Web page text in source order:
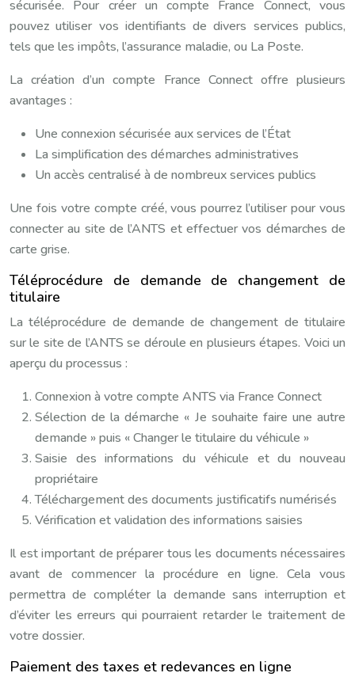
sécurisée. Pour créer un compte France Connect, vous
pouvez utiliser vos identifiants de divers services publics,
tels que les impôts, l’assurance maladie, ou La Poste.
La création d’un compte France Connect offre plusieurs
avantages :
Une connexion sécurisée aux services de l’État
La simplification des démarches administratives
Un accès centralisé à de nombreux services publics
Une fois votre compte créé, vous pourrez l’utiliser pour vous
connecter au site de l’ANTS et effectuer vos démarches de
carte grise.
Téléprocédure de demande de changement de
titulaire
La téléprocédure de demande de changement de titulaire
sur le site de l’ANTS se déroule en plusieurs étapes. Voici un
aperçu du processus :
Connexion à votre compte ANTS via France Connect
Sélection de la démarche « Je souhaite faire une autre
demande » puis « Changer le titulaire du véhicule »
Saisie des informations du véhicule et du nouveau
propriétaire
Téléchargement des documents justificatifs numérisés
Vérification et validation des informations saisies
Il est important de préparer tous les documents nécessaires
avant de commencer la procédure en ligne. Cela vous
permettra de compléter la demande sans interruption et
d’éviter les erreurs qui pourraient retarder le traitement de
votre dossier.
Paiement des taxes et redevances en ligne